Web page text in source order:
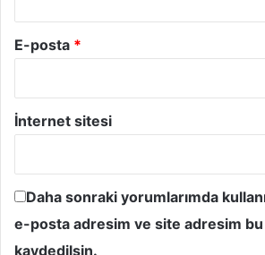
E-posta *
İnternet sitesi
Daha sonraki yorumlarımda
e-posta adresim ve site adresim bu
kaydedilsin.